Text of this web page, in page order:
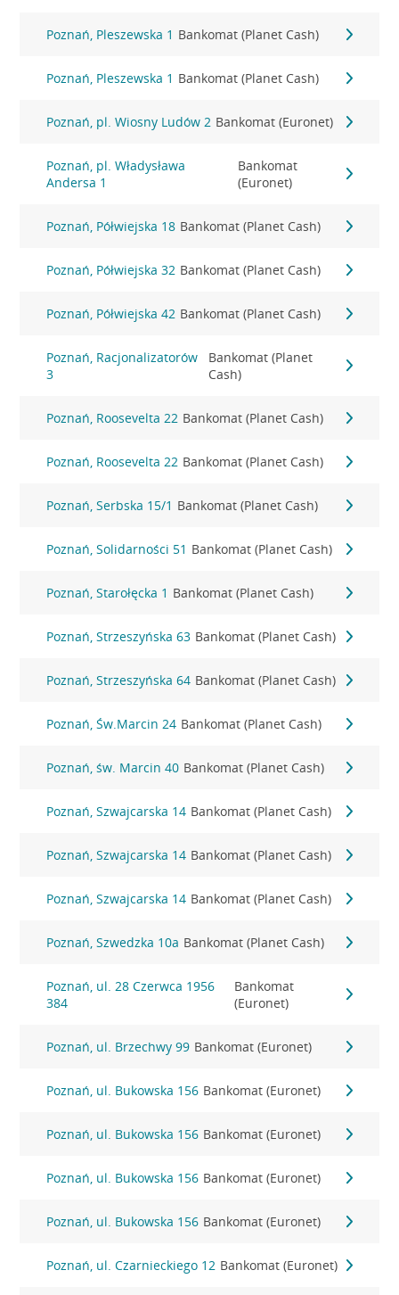
Poznań, Pleszewska 1 Bankomat (Planet Cash)
Poznań, Pleszewska 1 Bankomat (Planet Cash)
Poznań, pl. Wiosny Ludów 2 Bankomat (Euronet)
Poznań, pl. Władysława
Andersa 1
Bankomat
(Euronet)
Poznań, Półwiejska 18 Bankomat (Planet Cash)
Poznań, Półwiejska 32 Bankomat (Planet Cash)
Poznań, Półwiejska 42 Bankomat (Planet Cash)
Poznań, Racjonalizatorów
3
Bankomat (Planet
Cash)
Poznań, Roosevelta 22 Bankomat (Planet Cash)
Poznań, Roosevelta 22 Bankomat (Planet Cash)
Poznań, Serbska 15/1 Bankomat (Planet Cash)
Poznań, Solidarności 51 Bankomat (Planet Cash)
Poznań, Starołęcka 1 Bankomat (Planet Cash)
Poznań, Strzeszyńska 63 Bankomat (Planet Cash)
Poznań, Strzeszyńska 64 Bankomat (Planet Cash)
Poznań, Św.Marcin 24 Bankomat (Planet Cash)
Poznań, św. Marcin 40 Bankomat (Planet Cash)
Poznań, Szwajcarska 14 Bankomat (Planet Cash)
Poznań, Szwajcarska 14 Bankomat (Planet Cash)
Poznań, Szwajcarska 14 Bankomat (Planet Cash)
Poznań, Szwedzka 10a Bankomat (Planet Cash)
Poznań, ul. 28 Czerwca 1956
384
Bankomat
(Euronet)
Poznań, ul. Brzechwy 99 Bankomat (Euronet)
Poznań, ul. Bukowska 156 Bankomat (Euronet)
Poznań, ul. Bukowska 156 Bankomat (Euronet)
Poznań, ul. Bukowska 156 Bankomat (Euronet)
Poznań, ul. Bukowska 156 Bankomat (Euronet)
Poznań, ul. Czarnieckiego 12 Bankomat (Euronet)